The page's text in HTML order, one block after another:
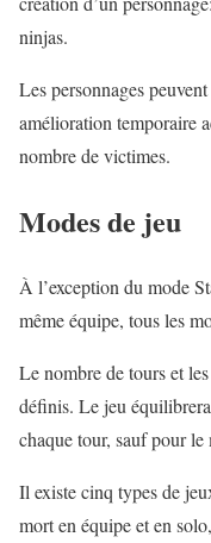
ninjas.
Les personnages
amélioration temporaire
nombre de victimes.
Modes de jeu
À l’exception du mode
même équipe, tous les
Le nombre de tours et
définis. Le jeu
chaque tour, sauf pour le
Il existe cinq types de
mort en équipe et en